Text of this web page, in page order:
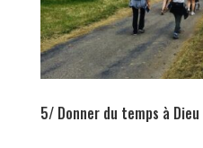
5/ Donner du temps à Dieu